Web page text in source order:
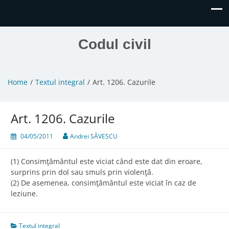
Codul civil
Home Textul integral Art. 1206. Cazurile
Art. 1206. Cazurile
04/05/2011 Andrei SĂVESCU
(1) Consimţământul este viciat când este dat din eroare,
surprins prin dol sau smuls prin violenţă.
(2) De asemenea, consimţământul este viciat în caz de
leziune.
Textul integral